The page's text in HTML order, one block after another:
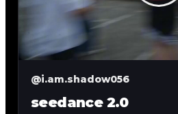
@i.am.shadow056
seedance 2.0